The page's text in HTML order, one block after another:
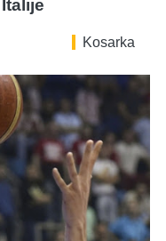
Kosarka